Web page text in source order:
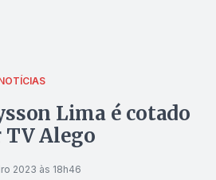
Lima é cotado
Alego
2023 às 18h46